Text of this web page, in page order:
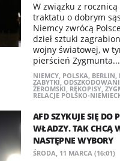
W związku z
traktatu o dobrym
Niemcy zwrócą
dzieł sztuki
wojny światowej, w
pierścień Zygmunta...
NIEMCY, POLSKA, BERLIN,
ZABYTKI,
ŻEROMSKI, RĘKOPISY,
RELACJE POLSKO-
AFD SZYKUJE SIĘ DO
WŁADZY. TAK CHCĄ
NASTĘPNE WYBORY
ŚRODA, 11 MARCA (16:01)